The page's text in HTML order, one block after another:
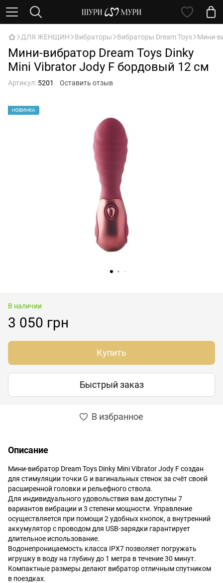
ДЛЯ ЖЕНЩИН Вибраторы Вибраторы Dream Toys Мини-
Мини-вибратор Dream Toys Dinky
Mini Vibrator Jody F бордовый 12 см
Артикул: 5201 Оставить отзыв
НОВИНКА
В наличии
3 050 грн
Купить
Быстрый заказ
В избранное
Описание
Мини-вибратор Dream Toys Dinky Mini Vibrator Jody F создан
для стимуляции точки G и вагинальных стенок за счёт своей
расширенной головки и рельефного ствола.
Для индивидуального удовольствия вам доступны 7
вариантов вибрации и 3 степени мощности. Управление
осуществляется при помощи 2 удобных кнопок, а внутренний
аккумулятор с проводом для USB-зарядки гарантирует
длительное использование.
Водонепроницаемость класса IPX7 позволяет погружать
игрушку в воду на глубину до 1 метра в течение 30 минут.
Компактные размеры делают вибратор отличным спутником
в поездках.